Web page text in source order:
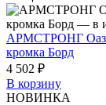
АРМСТРОНГ
кромка Борд
4 502 ₽
В корзину
НОВИНКА